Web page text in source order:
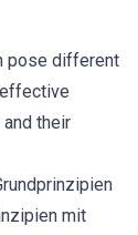
pose different
their
mit